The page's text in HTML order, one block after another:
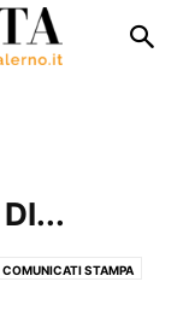
COMUNICATI STAMPA